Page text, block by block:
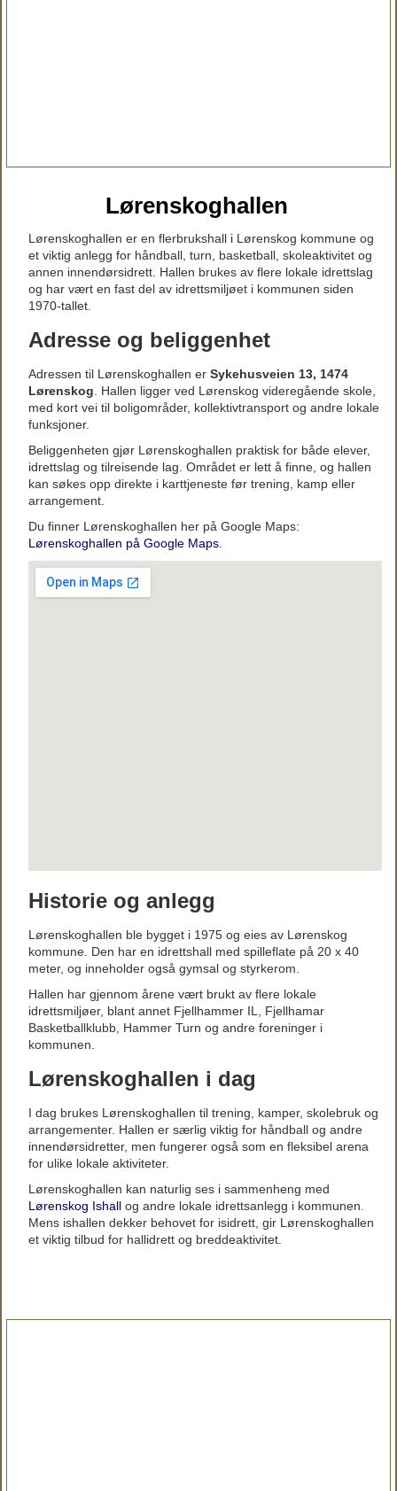
Lørenskoghallen
Lørenskoghallen er en flerbrukshall i Lørenskog kommune og
et viktig anlegg for håndball, turn, basketball, skoleaktivitet og
annen innendørsidrett. Hallen brukes av flere lokale idrettslag
og har vært en fast del av idrettsmiljøet i kommunen siden
1970-tallet.
Adresse og beliggenhet
Adressen til Lørenskoghallen er Sykehusveien 13, 1474
Lørenskog . Hallen ligger ved Lørenskog videregående skole,
med kort vei til boligområder, kollektivtransport og andre lokale
funksjoner.
Beliggenheten gjør Lørenskoghallen praktisk for både elever,
idrettslag og tilreisende lag. Området er lett å finne, og hallen
kan søkes opp direkte i karttjeneste før trening, kamp eller
arrangement.
Du finner Lørenskoghallen her på Google Maps:
Lørenskoghallen på Google Maps
Historie og anlegg
Lørenskoghallen ble bygget i 1975 og eies av Lørenskog
kommune. Den har en idrettshall med spilleflate på 20 x 40
meter, og inneholder også gymsal og styrkerom.
Hallen har gjennom årene vært brukt av flere lokale
idrettsmiljøer, blant annet Fjellhammer IL, Fjellhamar
Basketballklubb, Hammer Turn og andre foreninger i
kommunen.
Lørenskoghallen i dag
I dag brukes Lørenskoghallen til trening, kamper, skolebruk og
arrangementer. Hallen er særlig viktig for håndball og andre
innendørsidretter, men fungerer også som en fleksibel arena
for ulike lokale aktiviteter.
Lørenskoghallen kan naturlig ses i sammenheng med
Lørenskog Ishall og andre lokale idrettsanlegg i kommunen.
Mens ishallen dekker behovet for isidrett, gir Lørenskoghallen
et viktig tilbud for hallidrett og breddeaktivitet.